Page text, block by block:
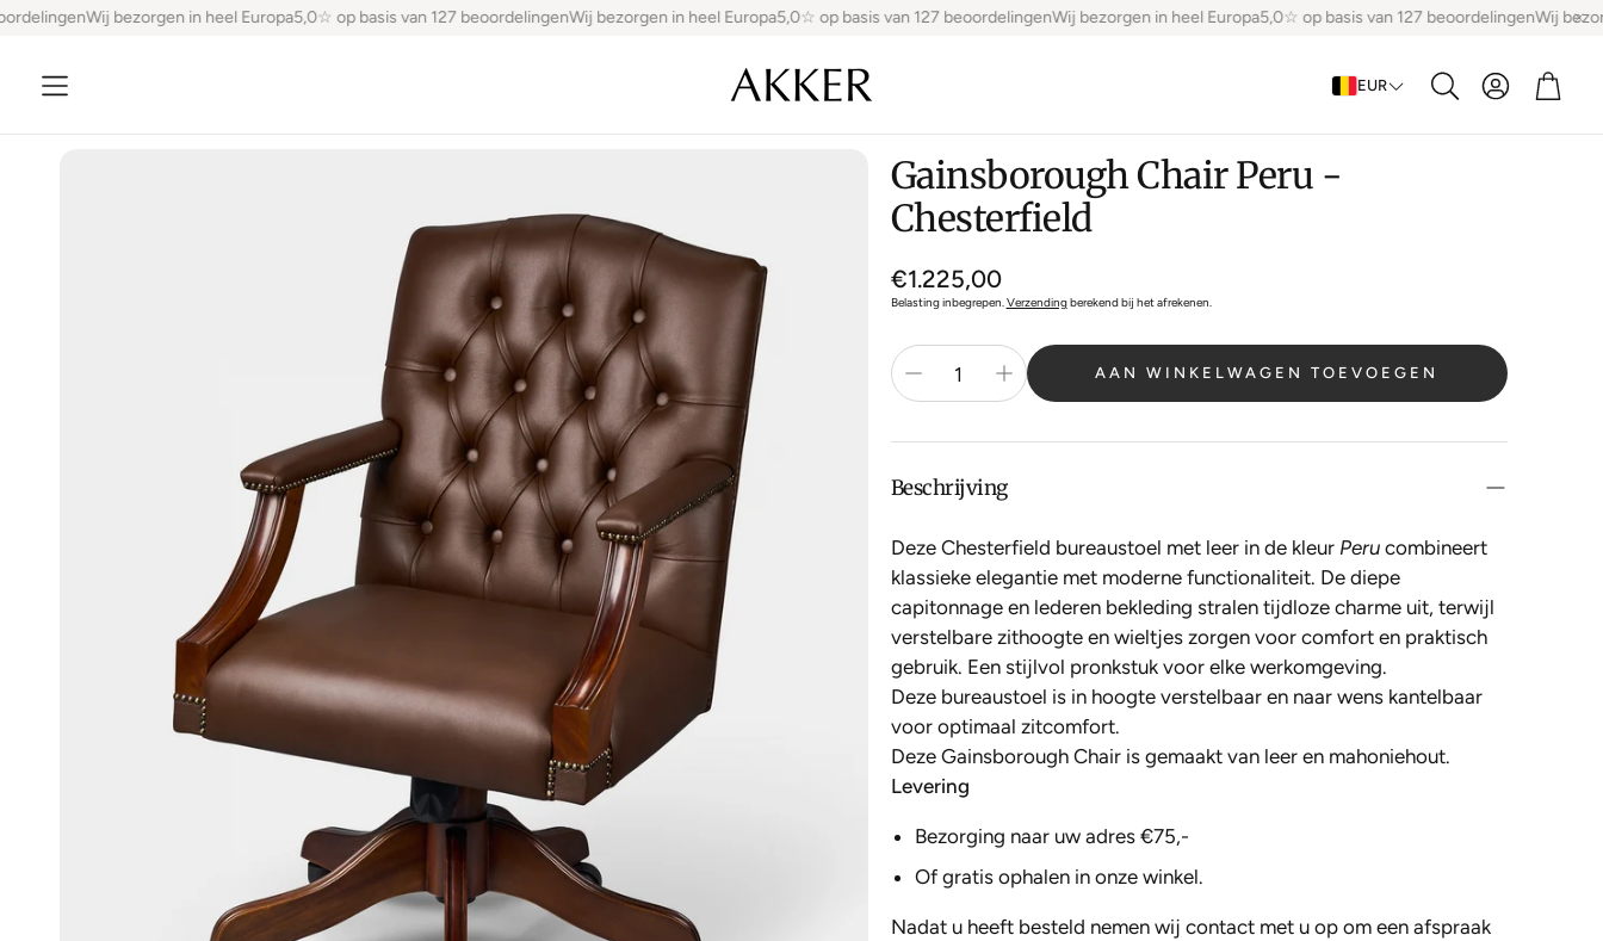
Wij bezorgen in heel Europa5,0☆ op basis van 127 beoordelingenWij bezorgen in heel Europa5,0☆ op basis van 127 beoordelingenWij bezorgen in heel Europa5,0☆ op basis van 127 beoordelingenWij
EUR
Zoeken
Account
Gainsborough Chair Peru -
Chesterfield
Normale
prijs
€1.225,00
Belasting inbegrepen.Verzendingberekend bij het afrekenen.
AAN WINKELWAGEN TOEVOEGEN
Beschrijving
Deze Chesterfield bureaustoel met leer in de kleur Perucombineert
klassieke elegantie met moderne functionaliteit. De diepe
capitonnage en lederen bekleding stralen tijdloze charme uit, terwijl
verstelbare zithoogte en wieltjes zorgen voor comfort en praktisch
gebruik. Een stijlvol pronkstuk voor elke werkomgeving.
Deze bureaustoel is in hoogte verstelbaar en naar wens kantelbaar
voor optimaal zitcomfort.
Deze Gainsborough Chair is gemaakt van leer en mahoniehout.
Levering
Bezorging naar uw adres €75,-
Of gratis ophalen in onze winkel.
Nadat u heeft besteld nemen wij contact met u op om een afspraak